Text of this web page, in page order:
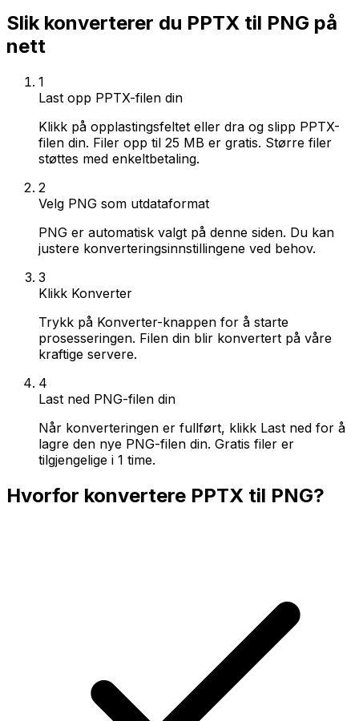
Slik konverterer du PPTX til PNG på
nett
1
Last opp PPTX-filen din
Klikk på opplastingsfeltet eller dra og slipp PPTX-
filen din. Filer opp til 25 MB er gratis. Større filer
støttes med enkeltbetaling.
2
Velg PNG som utdataformat
PNG er automatisk valgt på denne siden. Du kan
justere konverteringsinnstillingene ved behov.
3
Klikk Konverter
Trykk på Konverter-knappen for å starte
prosesseringen. Filen din blir konvertert på våre
kraftige servere.
4
Last ned PNG-filen din
Når konverteringen er fullført, klikk Last ned for å
lagre den nye PNG-filen din. Gratis filer er
tilgjengelige i 1 time.
Hvorfor konvertere PPTX til PNG?